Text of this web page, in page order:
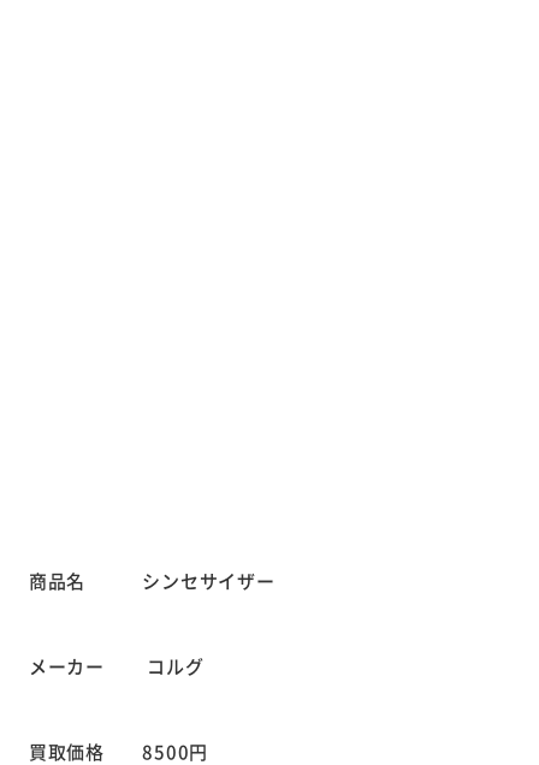
商品名 シンセサイザー
メーカー コルグ
買取価格 8500円